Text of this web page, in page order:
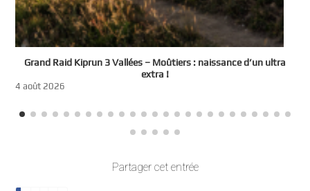
Grand Raid Kiprun 3 Vallées – Moûtiers : naissance d’un ultra
extra !
4 août 2026
Partager cet entrée